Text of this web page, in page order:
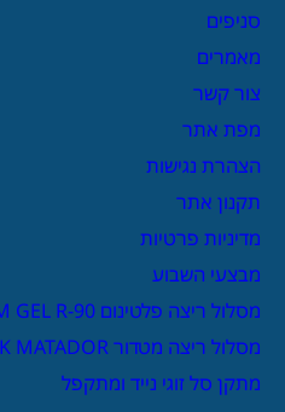
סניפים
מאמרים
צור קשר
מפת אתר
הצהרת נגישות
תקנון אתר
מדיניות פרטיות
מבצעי השבוע
מסלול ריצה פלטינום YORK PLATINUM GEL R-90
מסלול ריצה מטדור YORK MATADOR
מתקן סל זוגי נייד ומתקפל